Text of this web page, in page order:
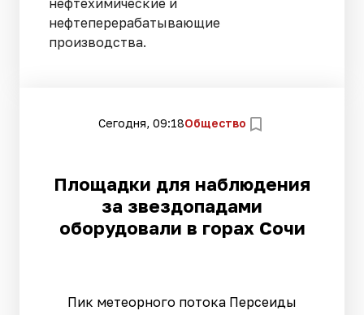
нефтеперерабатывающие
производства.
Сегодня, 09:18Общество
Площадки для наблюдения
за звездопадами
оборудовали в горах Сочи
Пик метеорного потока Персеиды